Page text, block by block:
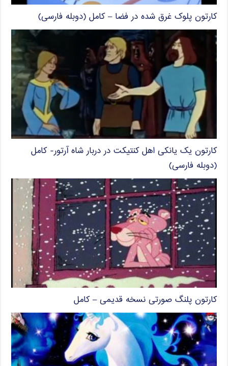
کارتون پلوک غرق شده در فضا – کامل (دوبله فارسی)
کارتون یک یانکی اهل کنتیکت در دربار شاه آرتور- کامل
(دوبله فارسی)
کارتون پلنگ صورتی نسخه قدیمی – کامل